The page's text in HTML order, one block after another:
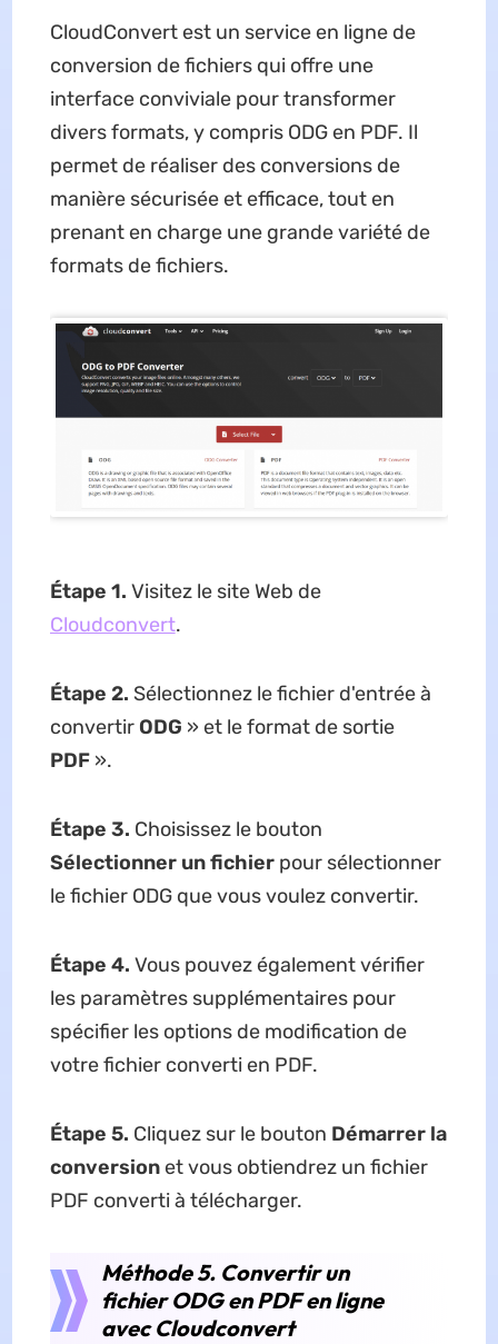
CloudConvert est un service en ligne de
conversion de fichiers qui offre une
interface conviviale pour transformer
divers formats, y compris ODG en PDF. Il
permet de réaliser des conversions de
manière sécurisée et efficace, tout en
prenant en charge une grande variété de
formats de fichiers.
Étape 1. Visitez le site Web de
Cloudconvert.
Étape 2. Sélectionnez le fichier d'entrée à
convertir ODG » et le format de sortie
PDF».
Étape 3. Choisissez le bouton
Sélectionner un fichierpour sélectionner
le fichier ODG que vous voulez convertir.
Étape 4. Vous pouvez également vérifier
les paramètres supplémentaires pour
spécifier les options de modification de
votre fichier converti en PDF.
Étape 5. Cliquez sur le bouton Démarrer la
conversionet vous obtiendrez un fichier
PDF converti à télécharger.
Méthode 5. Convertir un
fichier ODG en PDF en ligne
avec Cloudconvert